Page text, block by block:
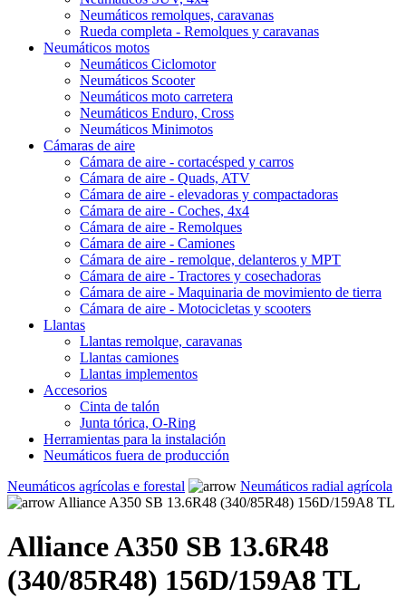
Neumáticos remolques, caravanas
Rueda completa - Remolques y caravanas
Neumáticos motos
Neumáticos Ciclomotor
Neumáticos Scooter
Neumáticos moto carretera
Neumáticos Enduro, Cross
Neumáticos Minimotos
Cámaras de aire
Cámara de aire - cortacésped y carros
Cámara de aire - Quads, ATV
Cámara de aire - elevadoras y compactadoras
Cámara de aire - Coches, 4x4
Cámara de aire - Remolques
Cámara de aire - Camiones
Cámara de aire - remolque, delanteros y MPT
Cámara de aire - Tractores y cosechadoras
Cámara de aire - Maquinaria de movimiento de tierra
Cámara de aire - Motocicletas y scooters
Llantas
Llantas remolque, caravanas
Llantas camiones
Llantas implementos
Accesorios
Cinta de talón
Junta tórica, O-Ring
Herramientas para la instalación
Neumáticos fuera de producción
Neumáticos agrícolas e forestal
Neumáticos radial agrícola
Alliance A350 SB 13.6R48 (340/85R48) 156D/159A8 TL
Alliance A350 SB 13.6R48
(340/85R48) 156D/159A8 TL